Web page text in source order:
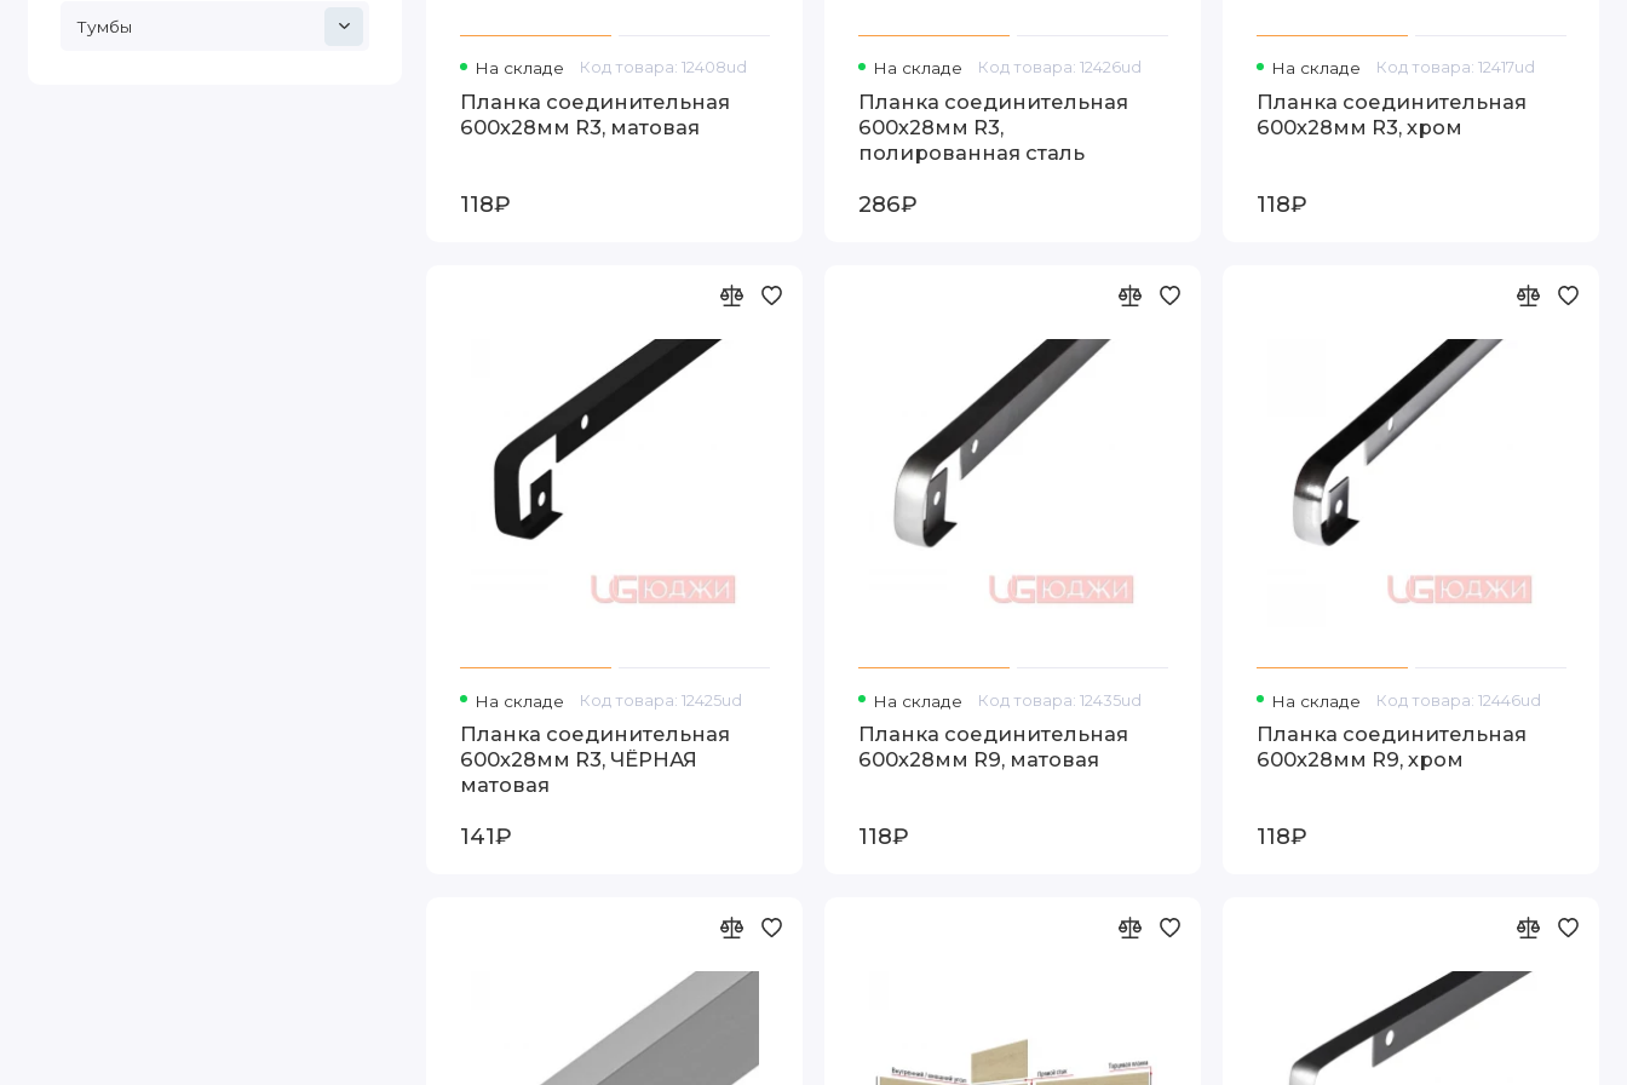
Тумбы
На складе Код товара: 12408ud
Планка соединительная
600х28мм R3, матовая
118₽
На складе Код товара: 12426ud
Планка соединительная
600х28мм R3,
полированная сталь
286₽
На складе Код товара: 12417ud
Планка соединительная
600х28мм R3, хром
118₽
На складе Код товара: 12425ud
Планка соединительная
600х28мм R3, ЧЁРНАЯ
матовая
141₽
На складе Код товара: 12435ud
Планка соединительная
600х28мм R9, матовая
118₽
На складе Код товара: 12446ud
Планка соединительная
600х28мм R9, хром
118₽